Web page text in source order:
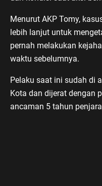
Menurut AKP Tomy,
lebih lanjut untuk
pernah melakukan
waktu sebelumnya.
Pelaku saat ini sudah di
Kota dan dijerat dengan
ancaman 5 tahun